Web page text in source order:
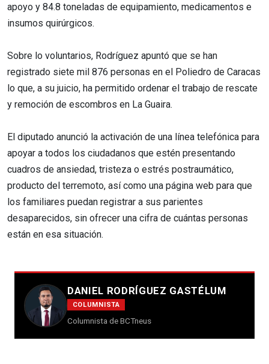
apoyo y 84.8 toneladas de equipamiento, medicamentos e
insumos quirúrgicos.
Sobre lo voluntarios, Rodríguez apuntó que se han
registrado siete mil 876 personas en el Poliedro de Caracas
lo que, a su juicio, ha permitido ordenar el trabajo de rescate
y remoción de escombros en La Guaira.
El diputado anunció la activación de una línea telefónica para
apoyar a todos los ciudadanos que estén presentando
cuadros de ansiedad, tristeza o estrés postraumático,
producto del terremoto, así como una página web para que
los familiares puedan registrar a sus parientes
desaparecidos, sin ofrecer una cifra de cuántas personas
están en esa situación.
DANIEL RODRÍGUEZ GASTÉLUM
COLUMNISTA
Columnista de BCTneus